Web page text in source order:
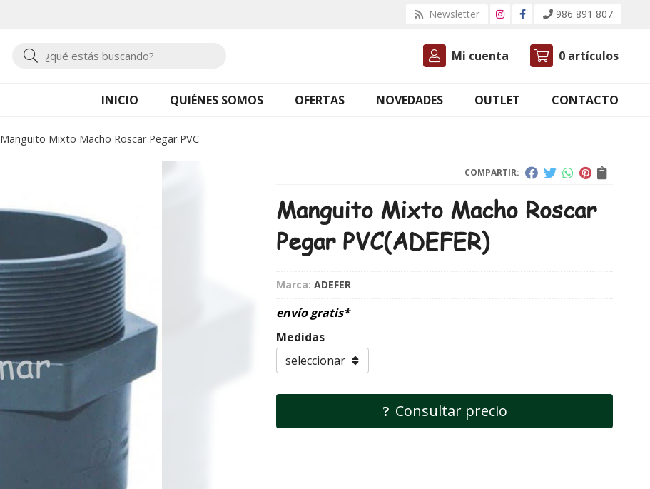
Newsletter 986 891 807
Buscar Mi cuenta 0 artículos
INICIO QUIÉNES SOMOS OFERTAS NOVEDADES OUTLET CONTACTO
Manguito Mixto Macho Roscar Pegar PVC
COMPARTIR:
Manguito Mixto Macho Roscar
Pegar PVC(ADEFER)
Marca: ADEFER
envío gratis*
Medidas
Consultar precio